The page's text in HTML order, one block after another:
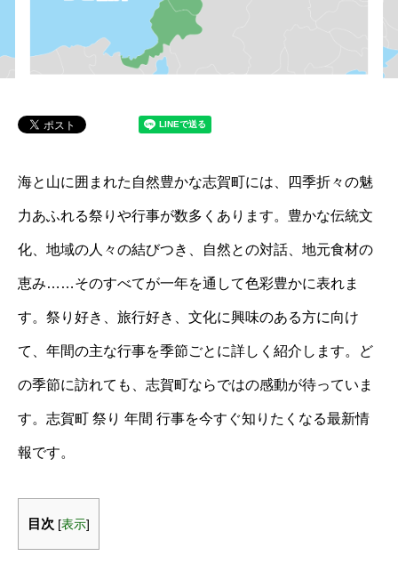
海と山に囲まれた自然豊かな志賀町には、四季折々の魅
力あふれる祭りや行事が数多くあります。豊かな伝統文
化、地域の人々の結びつき、自然との対話、地元食材の
恵み……そのすべてが一年を通して色彩豊かに表れま
す。祭り好き、旅行好き、文化に興味のある方に向け
て、年間の主な行事を季節ごとに詳しく紹介します。ど
の季節に訪れても、志賀町ならではの感動が待っていま
す。志賀町 祭り 年間 行事を今すぐ知りたくなる最新情
報です。
目次 [表示]